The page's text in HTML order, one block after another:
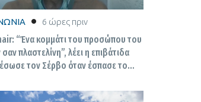
6 ώρες πριν
“Ένα κομμάτι του προσώπου του
πλαστελίνη”, λέει η επιβάτιδα
τον Σέρβο όταν έσπασε το